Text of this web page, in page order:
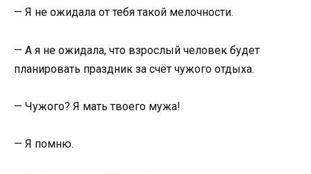
— Я не ожидала от тебя такой мелочности.
— А я не ожидала, что взрослый человек будет
планировать праздник за счёт чужого отдыха.
— Чужого? Я мать твоего мужа!
— Я помню.